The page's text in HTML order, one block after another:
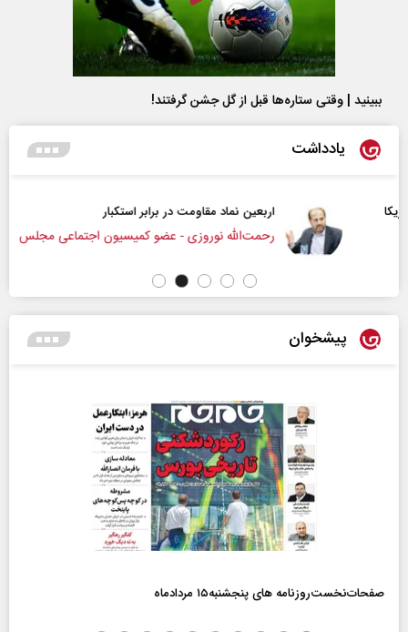
ببینید | وقتی ستاره‌ها قبل از گل جشن گرفتند!
یادداشت
اربعین نماد مقاومت در برابر استکبار‌
رحمت‌الله نوروزی - عضو کمیسیون اجتماعی مجلس
پیشخوان
صفحات‌نخست‌روزنامه ها‌ی پنجشنبه‌۱۵ مردادماه